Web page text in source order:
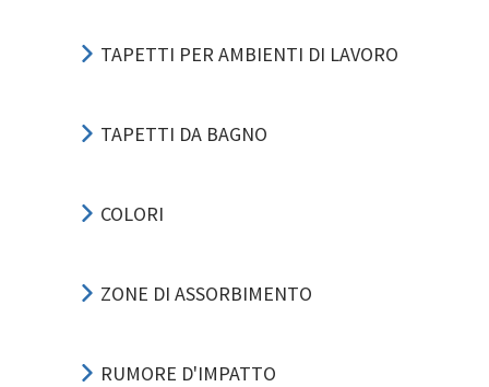
TAPETTI PER AMBIENTI DI LAVORO
TAPETTI DA BAGNO
COLORI
ZONE DI ASSORBIMENTO
RUMORE D'IMPATTO